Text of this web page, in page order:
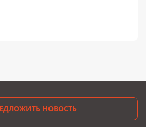
НОВОСТЬ